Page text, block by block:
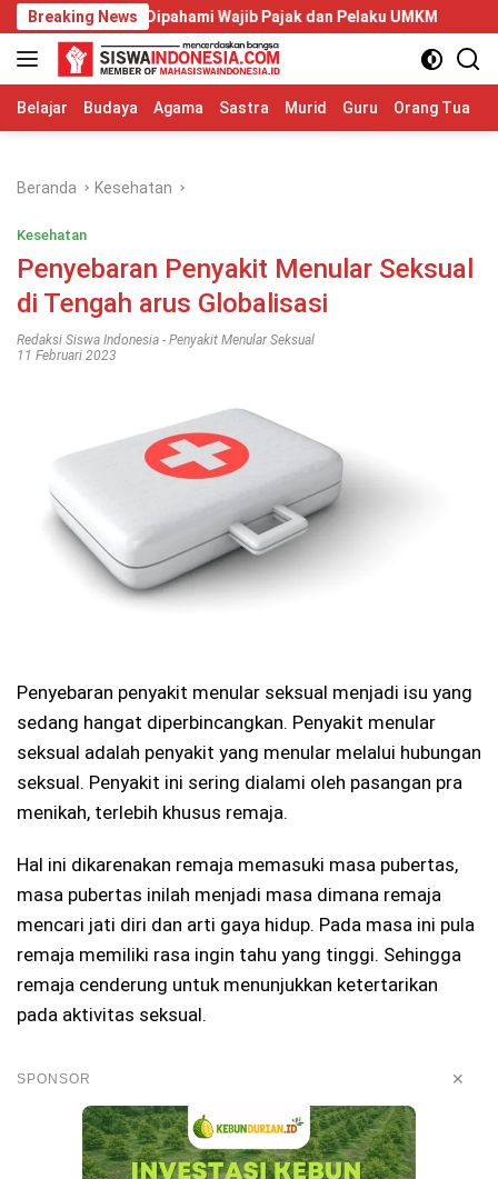
Langsung
ke
konten
Breaking News
Wajib Dipahami Wajib Pajak dan Pelaku UMKM Telkom
Belajar Budaya Agama Sastra Murid Guru Orang Tua
Beranda Kesehatan
Kesehatan
Penyebaran Penyakit Menular Seksual
di Tengah arus Globalisasi
Redaksi Siswa Indonesia - Penyakit Menular Seksual
11 Februari 2023
Penyebaran penyakit menular seksual menjadi isu yang
sedang hangat diperbincangkan. Penyakit menular
seksual adalah penyakit yang menular melalui hubungan
seksual. Penyakit ini sering dialami oleh pasangan pra
menikah, terlebih khusus remaja.
Hal ini dikarenakan remaja memasuki masa pubertas,
masa pubertas inilah menjadi masa dimana remaja
mencari jati diri dan arti gaya hidup. Pada masa ini pula
remaja memiliki rasa ingin tahu yang tinggi. Sehingga
remaja cenderung untuk menunjukkan ketertarikan
pada aktivitas seksual.
SPONSOR ✕